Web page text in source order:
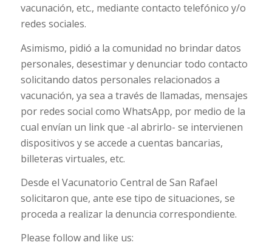
vacunación, etc., mediante contacto telefónico y/o
redes sociales.
Asimismo, pidió a la comunidad no brindar datos
personales, desestimar y denunciar todo contacto
solicitando datos personales relacionados a
vacunación, ya sea a través de llamadas, mensajes
por redes social como WhatsApp, por medio de la
cual envían un link que -al abrirlo- se intervienen
dispositivos y se accede a cuentas bancarias,
billeteras virtuales, etc.
Desde el Vacunatorio Central de San Rafael
solicitaron que, ante ese tipo de situaciones, se
proceda a realizar la denuncia correspondiente.
Please follow and like us: